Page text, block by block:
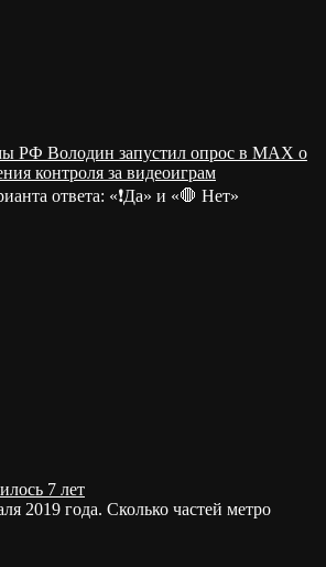
РФ Володин запустил опрос в MAX о
контроля за видеоиграм
ответа: «❗️Да» и «🛑 Нет»
7 лет
2019 года. Сколько частей метро